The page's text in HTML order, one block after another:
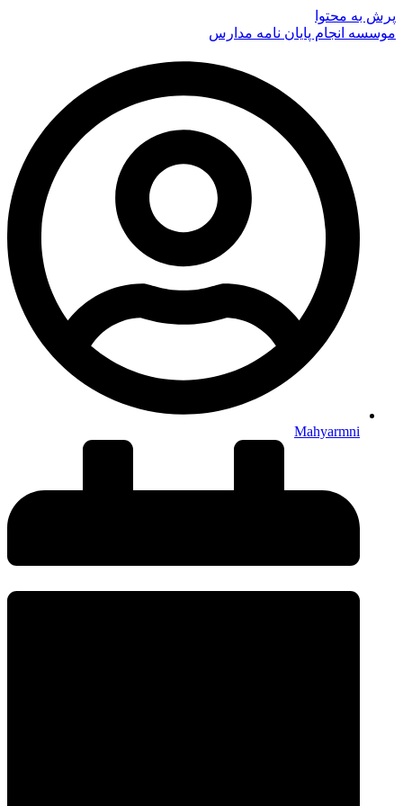
پرش به محتوا
موسسه انجام پایان نامه مدارس
Mahyarmni